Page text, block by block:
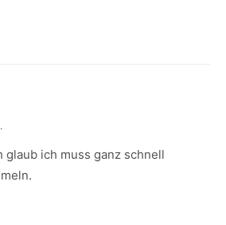
glaub ich muss ganz schnell